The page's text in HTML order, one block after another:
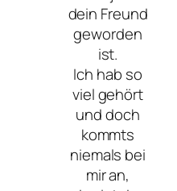
dein Freund
geworden
ist.
Ich hab so
viel gehört
und doch
kommts
niemals bei
mir an,